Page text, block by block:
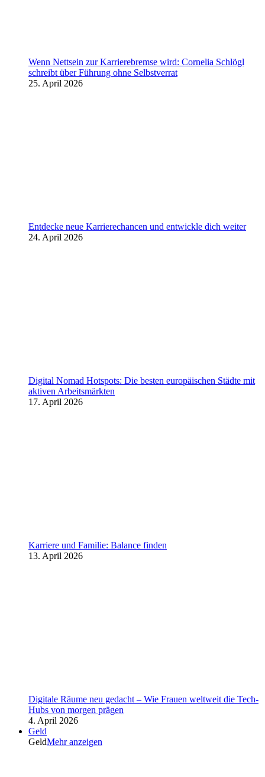
Wenn Nettsein zur Karrierebremse wird: Cornelia Schlögl
schreibt über Führung ohne Selbstverrat
25. April 2026
Entdecke neue Karrierechancen und entwickle dich weiter
24. April 2026
Digital Nomad Hotspots: Die besten europäischen Städte mit
aktiven Arbeitsmärkten
17. April 2026
Karriere und Familie: Balance finden
13. April 2026
Digitale Räume neu gedacht – Wie Frauen weltweit die Tech-
Hubs von morgen prägen
4. April 2026
Geld
GeldMehr anzeigen